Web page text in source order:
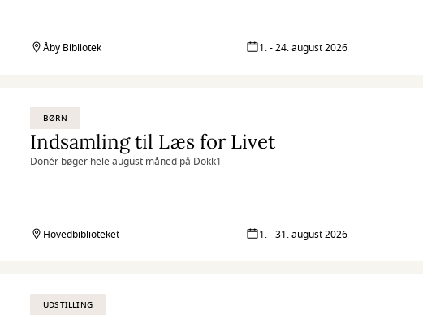
Åby Bibliotek 1. - 24. august 2026
BØRN
Indsamling til Læs for Livet
Donér bøger hele august måned på Dokk1
Hovedbiblioteket 1. - 31. august 2026
UDSTILLING